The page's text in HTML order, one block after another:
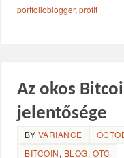
portfolioblogger,profit
Az okos
jelentősége
BY VARIANCE
BITCOIN, BLOG, OTC